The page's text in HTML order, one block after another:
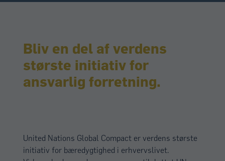
Bliv en del af verdens
største initiativ for
ansvarlig forretning.
United Nations Global Compact er verdens største
initiativ for bæredygtighed i erhvervslivet.